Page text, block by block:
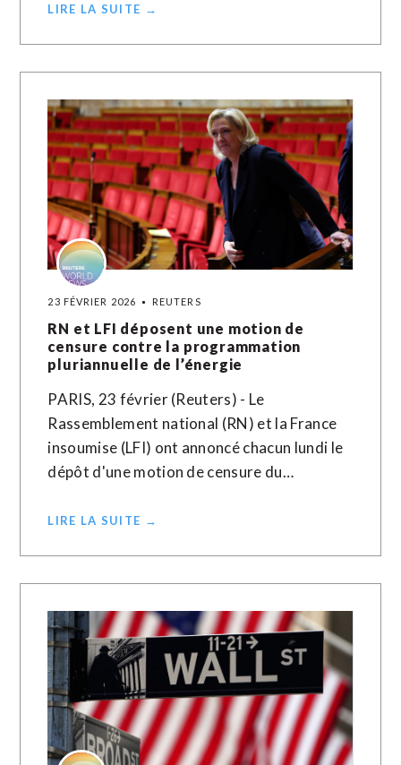
LIRE LA SUITE →
23 FÉVRIER 2026 REUTERS
RN et LFI déposent une motion de
censure contre la programmation
pluriannuelle de l’énergie
PARIS, 23 février (Reuters) - Le
Rassemblement national (RN) et la France
insoumise (LFI) ont annoncé chacun lundi le
dépôt d'une motion de censure du…
LIRE LA SUITE →